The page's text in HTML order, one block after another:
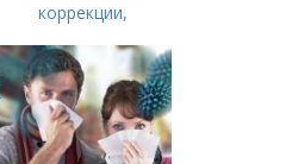
коррекции,
акне и удаления
рубцов и шрамов
постакне